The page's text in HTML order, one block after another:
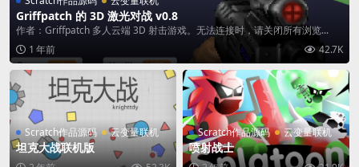
Griffpatch 的 3D 激光对战 v0.8
作者：Griffpatch 多人云端 3D 射击游戏。无法连接时，请关闭所有浏览...
1 年前
42.7K
Scratch作品源码 云变量联机
坦克大战联机版
Scratch作品源码 云变量联机
喷射战士